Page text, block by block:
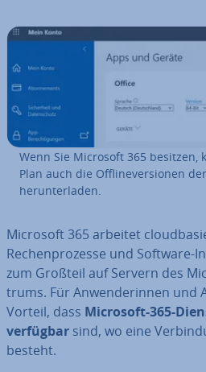
Wenn Sie Microsoft 365 besitzen,
Plan auch die Off­lin­ever­sio­nen
her­un­ter­la­den.
Microsoft 365 arbeitet
Re­chen­pro­zes­se und Software-
zum Großteil auf Servern des
trums. Für An­wen­de­rin­nen und
Vorteil, dass Microsoft-365-
verfügbar sind, wo eine
besteht.